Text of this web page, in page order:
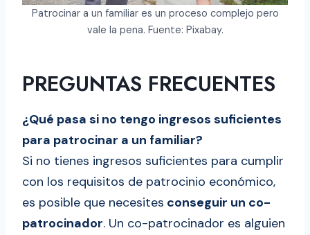
Patrocinar a un familiar es un proceso complejo pero
vale la pena. Fuente: Pixabay.
PREGUNTAS FRECUENTES
¿Qué pasa si no tengo ingresos suficientes
para patrocinar a un familiar?
Si no tienes ingresos suficientes para cumplir
con los requisitos de patrocinio económico,
es posible que necesites conseguir un co-
patrocinador. Un co-patrocinador es alguien